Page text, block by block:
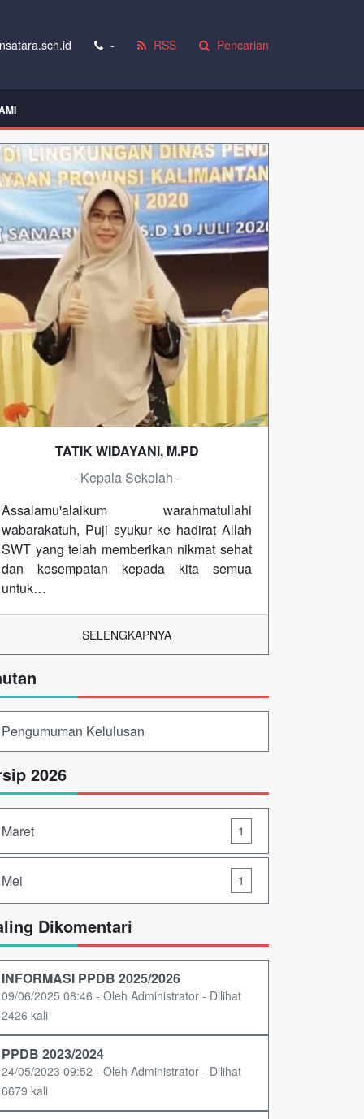
- RSS Pencarian
TATIK WIDAYANI, M.PD
- Kepala Sekolah -
Assalamu'alaikum warahmatullahi
wabarakatuh, Puji syukur ke hadirat Allah
SWT yang telah memberikan nikmat sehat
dan kesempatan kepada kita semua
untuk…
SELENGKAPNYA
Pengumuman Kelulusan
2026
Maret 1
Mei 1
Dikomentari
INFORMASI PPDB 2025/2026
09/06/2025 08:46 - Oleh Administrator - Dilihat
2426 kali
PPDB 2023/2024
24/05/2023 09:52 - Oleh Administrator - Dilihat
6679 kali